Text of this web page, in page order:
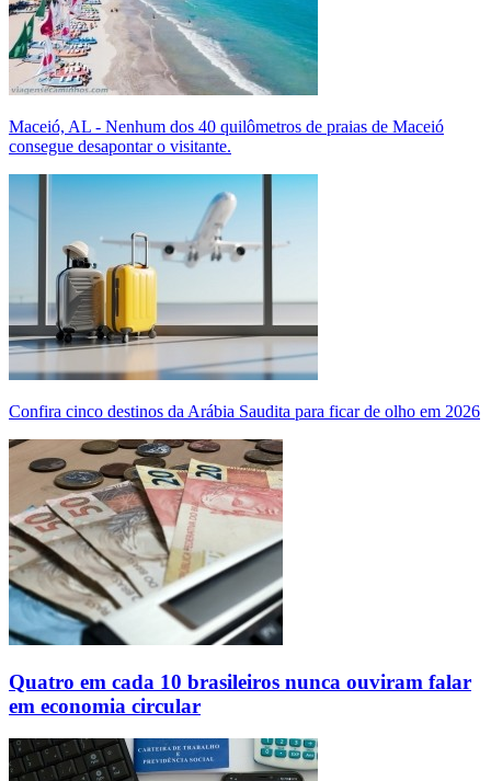
Maceió, AL - Nenhum dos 40 quilômetros de praias de Maceió
consegue desapontar o visitante.
Confira cinco destinos da Arábia Saudita para ficar de olho em 2026
Quatro em cada 10 brasileiros nunca ouviram falar
em economia circular